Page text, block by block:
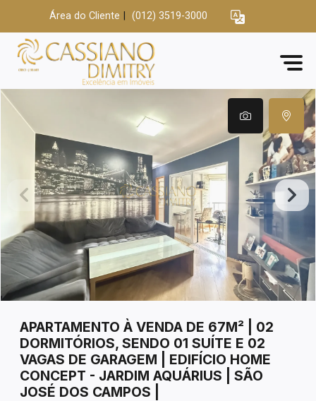
Área do Cliente (012) 3519-3000
APARTAMENTO À VENDA DE 67M² | 02
DORMITÓRIOS, SENDO 01 SUÍTE E 02
VAGAS DE GARAGEM | EDIFÍCIO HOME
CONCEPT - JARDIM AQUÁRIUS | SÃO
JOSÉ DOS CAMPOS |